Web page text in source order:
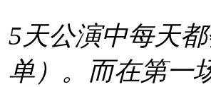
相关来源：
5天公演中每天
单）。而在第一